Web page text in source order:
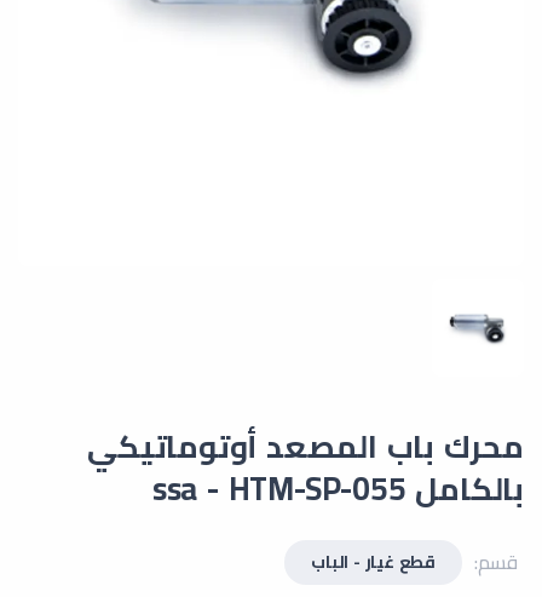
محرك باب المصعد أوتوماتيكي
بالكامل ssa - HTM-SP-055
قسم: قطع غيار - الباب